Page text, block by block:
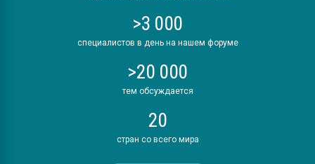
>3 000
специалистов в день на нашем форуме
>20 000
тем обсуждается
20
стран со всего мира